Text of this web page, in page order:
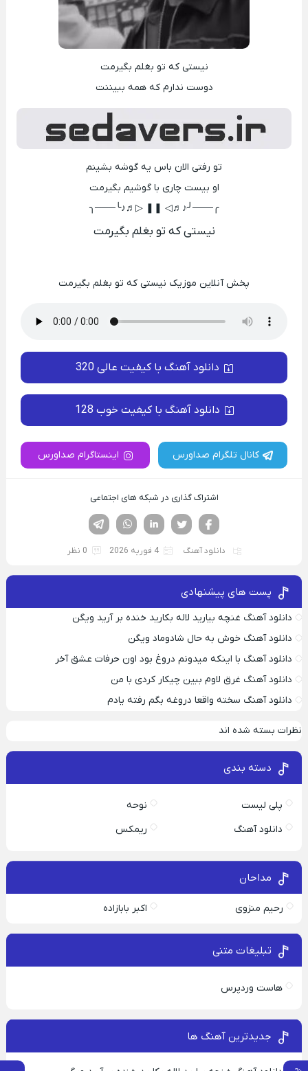
نیستی که تو بغلم بگیرمت
دوست ندارم که همه ببیننت
تو رفتی الان باس یه گوشه بشینم
او بیست چاری با گوشیم بگیرمت
╭───╯♪♬◁ ❚❚ ▷♬♪╰───╮
نیستی که تو بغلم بگیرمت
پخش آنلاین موزیک نیستی که تو بغلم بگیرمت
دانلود آهنگ با کیفیت عالی 320
دانلود آهنگ با کیفیت خوب 128
کانال تلگرام صداورس اینستاگرام صداورس
اشتراک گذاری در شبکه های اجتماعی
لینکدین تویتر
فیسوک
دانلود آهنگ 4 فوریه 2026 0 نظر
پست های پیشنهادی
دانلود آهنگ غنچه بیارید لاله بکارید خنده بر آرید ویگن
دانلود آهنگ خوش به حال شادوماد ویگن
دانلود آهنگ با اینکه میدونم دروغ بود اون حرفات عشق آخر
دانلود آهنگ غرق لاوم ببین چیکار کردی با من
دانلود آهنگ سخته واقعا دروغه بگم رفته یادم
نظرات بسته شده اند
دسته بندی
پلی لیست
نوحه
دانلود آهنگ
ریمکس
مداحان
رحیم منزوی اکبر بابازاده
تبلیغات متنی
هاست وردپرس
جدیدترین آهنگ ها